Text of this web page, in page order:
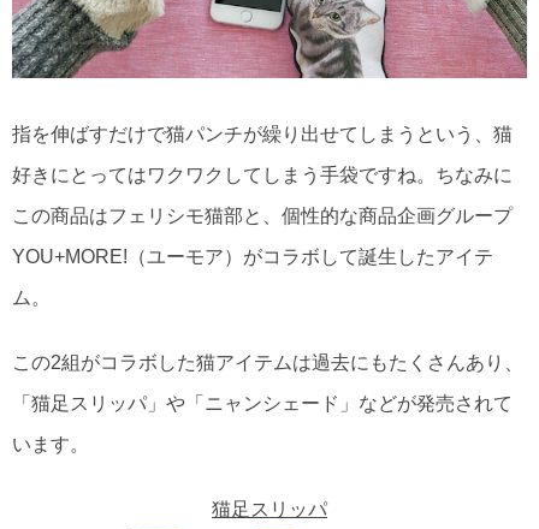
指を伸ばすだけで猫パンチが繰り出せてしまうという、猫
好きにとってはワクワクしてしまう手袋ですね。ちなみに
この商品はフェリシモ猫部と、個性的な商品企画グループ
YOU+MORE!（ユーモア）がコラボして誕生したアイテ
ム。
この2組がコラボした猫アイテムは過去にもたくさんあり、
「猫足スリッパ」や「ニャンシェード」などが発売されて
います。
猫足スリッパ